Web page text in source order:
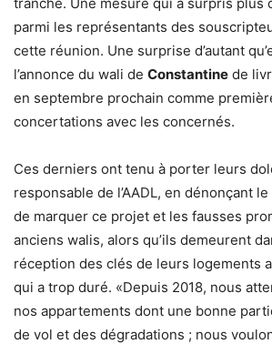
parmi les représentants des
cette réunion. Une surprise d’autant
l’annonce du wali de Constantine de
en septembre prochain comme
concertations avec les concernés.
Ces derniers ont tenu à porter leurs
responsable de l’AADL, en dénonçant
de marquer ce projet et les fausses
anciens walis, alors qu’ils demeurent
réception des clés de leurs logements
qui a trop duré. «Depuis 2018, nous
nos appartements dont une bonne
de vol et des dégradations ; nous